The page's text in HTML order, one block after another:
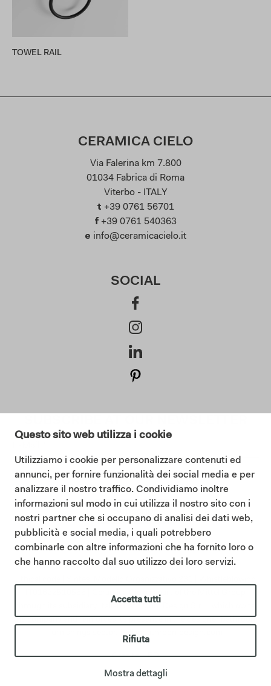
Questo sito web utilizza i cookie
Utilizziamo i cookie per personalizzare contenuti ed
annunci, per fornire funzionalità dei social media e per
analizzare il nostro traffico. Condividiamo inoltre
informazioni sul modo in cui utilizza il nostro sito con i
nostri partner che si occupano di analisi dei dati web,
pubblicità e social media, i quali potrebbero
combinarle con altre informazioni che ha fornito loro o
che hanno raccolto dal suo utilizzo dei loro servizi.
Accetta tutti
Rifiuta
Mostra dettagli
TOWEL RAIL
CERAMICA CIELO
Via Falerina km 7.800
01034 Fabrica di Roma
Viterbo - ITALY
t +39 0761 56701
f +39 0761 540363
e info@ceramicacielo.it
SOCIAL
I consent to the Privacy Policy (Read our Privacy Policy
©2025 Ceramica Cielo |Cookie policy|Privacy policy|
IT01622510566 | Ceramica Cielo is part of the Mittel Group
italianbathroomdesign.com
Credits|IBD